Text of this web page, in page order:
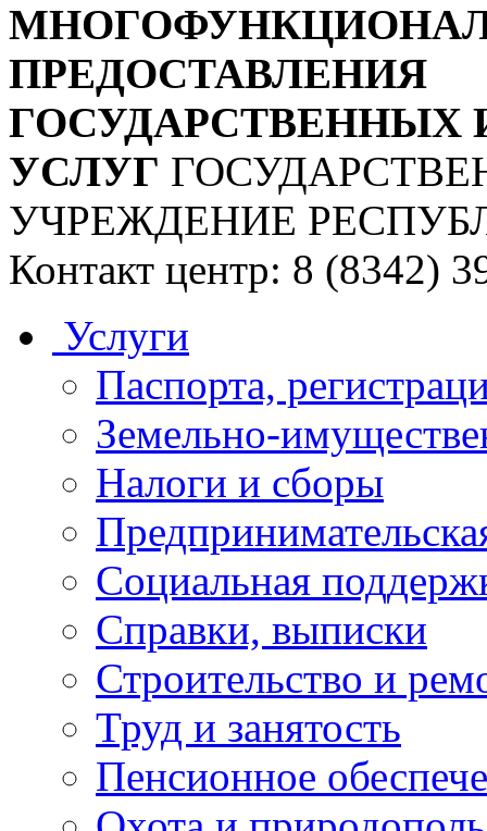
ПРЕДОСТАВЛЕНИЯ
УСЛУГ
УЧРЕЖДЕНИЕ
Контакт центр: 8 (8342)
Услуги
Паспорта,
Земельно-
Налоги и сборы
Социальная
Справки, выписки
Строительство и
Труд и занятость
Пенсионное